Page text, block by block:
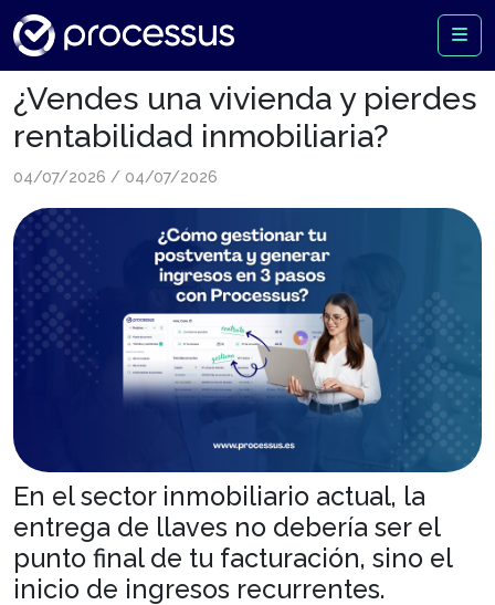
¿Vendes una vivienda y pierdes
rentabilidad inmobiliaria?
04/07/2026 / 04/07/2026
En el sector inmobiliario actual, la
entrega de llaves no debería ser el
punto final de tu facturación, sino el
inicio de ingresos recurrentes.